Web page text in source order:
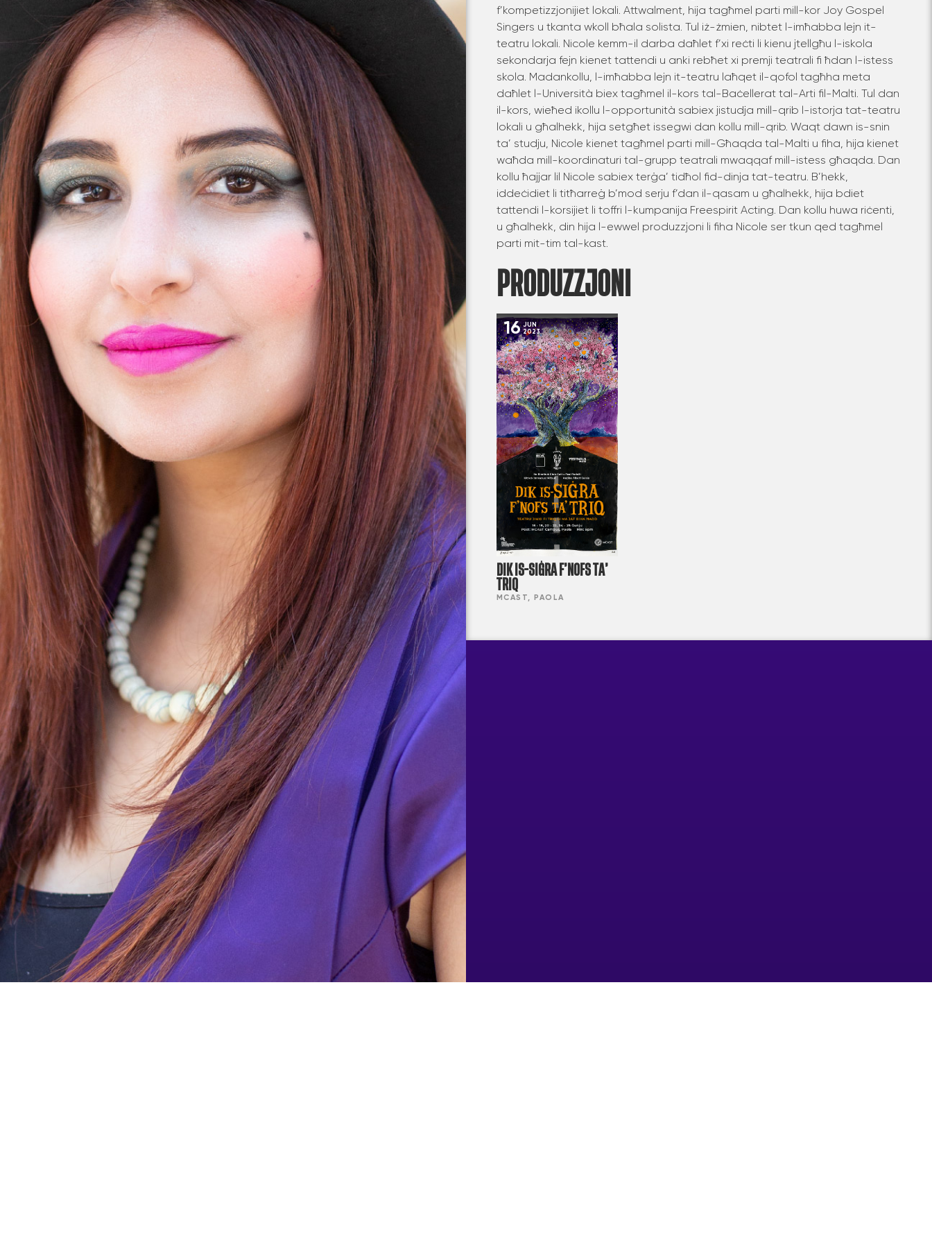
f’kompetizzjonijiet lokali. Attwalment, hija tagħmel parti mill-kor Joy Gospel
Singers u tkanta wkoll bħala solista. Tul iż-żmien, nibtet l-imħabba lejn it-
teatru lokali. Nicole kemm-il darba daħlet f’xi reċti li kienu jtellgħu l-iskola
sekondarja fejn kienet tattendi u anki rebħet xi premji teatrali fi ħdan l-istess
skola. Madankollu, l-imħabba lejn it-teatru laħqet il-qofol tagħha meta
daħlet l-Università biex tagħmel il-kors tal-Baċellerat tal-Arti fil-Malti. Tul dan
il-kors, wieħed ikollu l-opportunità sabiex jistudja mill-qrib l-istorja tat-teatru
lokali u għalhekk, hija setgħet issegwi dan kollu mill-qrib. Waqt dawn is-snin
ta’ studju, Nicole kienet tagħmel parti mill-Għaqda tal-Malti u fiha, hija kienet
waħda mill-koordinaturi tal-grupp teatrali mwaqqaf mill-istess għaqda. Dan
kollu ħajjar lil Nicole sabiex terġa’ tidħol fid-dinja tat-teatru. B’hekk,
iddeċidiet li titħarreġ b’mod serju f’dan il-qasam u għalhekk, hija bdiet
tattendi l-korsijiet li toffri l-kumpanija Freespirit Acting. Dan kollu huwa riċenti,
u għalhekk, din hija l-ewwel produzzjoni li fiha Nicole ser tkun qed tagħmel
parti mit-tim tal-kast.
PRODUZZJONI
16 JUN
2023
DIK IS-SIĠRA F’NOFS TA’
TRIQ
MCAST, PAOLA